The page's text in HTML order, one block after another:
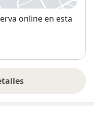
online en esta
la dirección